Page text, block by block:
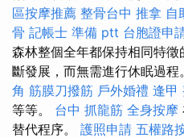
區按摩推薦 整骨台中 推拿 自
骨 記帳士 準備 ptt 台胞證申
森林整個全年都保持相同特
斷發展，而無需進行休眠過
角 筋膜刀撥筋 戶外婚禮 逢甲
等等。 台中 抓龍筋 全身按摩
替代程序。 護照申請 五權路